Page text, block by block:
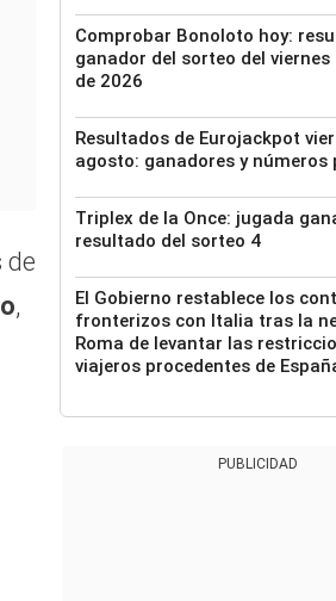
de
,
Comprobar Bonoloto hoy:
ganador del sorteo del viernes
de 2026
Resultados de Eurojackpot
agosto: ganadores y números
Triplex de la Once: jugada
resultado del sorteo 4
El Gobierno restablece los
fronterizos con Italia tras la
Roma de levantar las
viajeros procedentes de
PUBLICIDAD